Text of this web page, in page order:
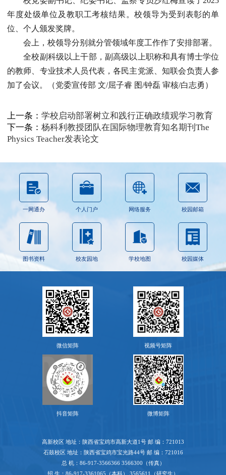
年度处级单位及教职工考核结果。校领导为受到表彰的单
位、个人颁发奖牌。
会上，校领导分别就分管领域年度工作作了安排部署。
全校副科级以上干部，副高级以上职称和具有博士学位
的教师、专业技术人员代表，各民主党派、知联会负责人参
加了会议。（党委宣传部 文/屈子睿 图/钟磊 审核/白志勇）
上一条： 学校启动部署树立和践行正确政绩观学习教育
下一条： 杨科利教授团队在国际物理教育知名期刊The
Physics Teacher发表论文
一网通办 个人门户 网络服务 校园邮箱
图书资料 校友园地 学校地图 校园媒体
微信矩阵 视频号矩阵
抖音矩阵 微博矩阵
高新校区 地址：陕西省宝鸡市高新大道1号 邮 编：721013
石鼓校区 地址：陕西省宝鸡市宝光路44号 邮 编：721016
总 机：86-917-3566366 3566300（传真）
招 生：86-917-3361065（本科） 3565611（研究生）